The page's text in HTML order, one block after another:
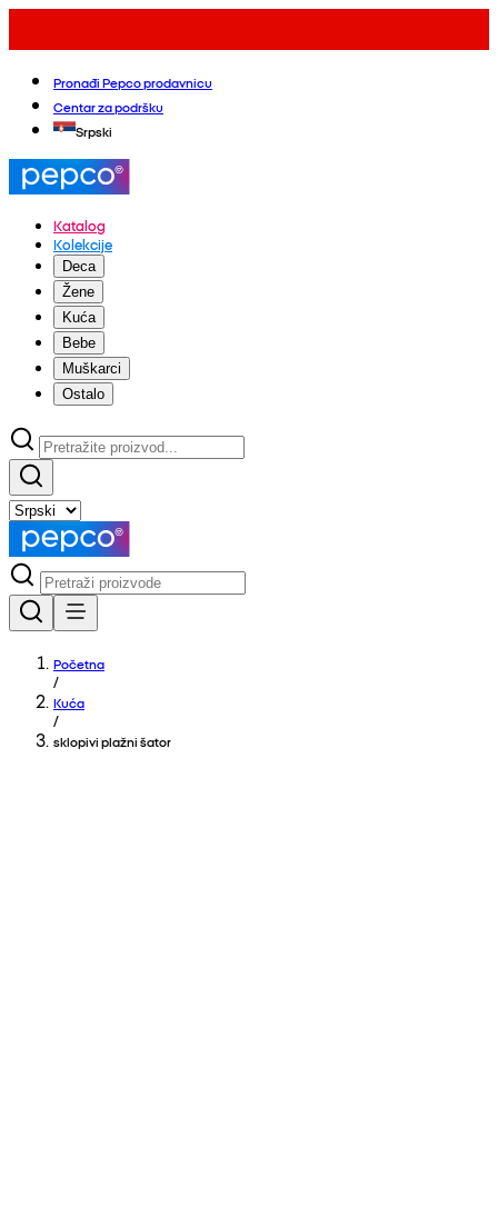
Pronađi Pepco prodavnicu
Centar za podršku
Srpski
Katalog
Kolekcije
Deca
Žene
Kuća
Bebe
Muškarci
Ostalo
Početna
/
Kuća
/
sklopivi plažni šator